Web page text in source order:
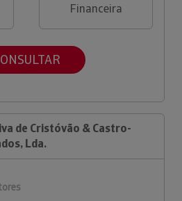
Financeira
de Cristóvão & Castro-
Lda.